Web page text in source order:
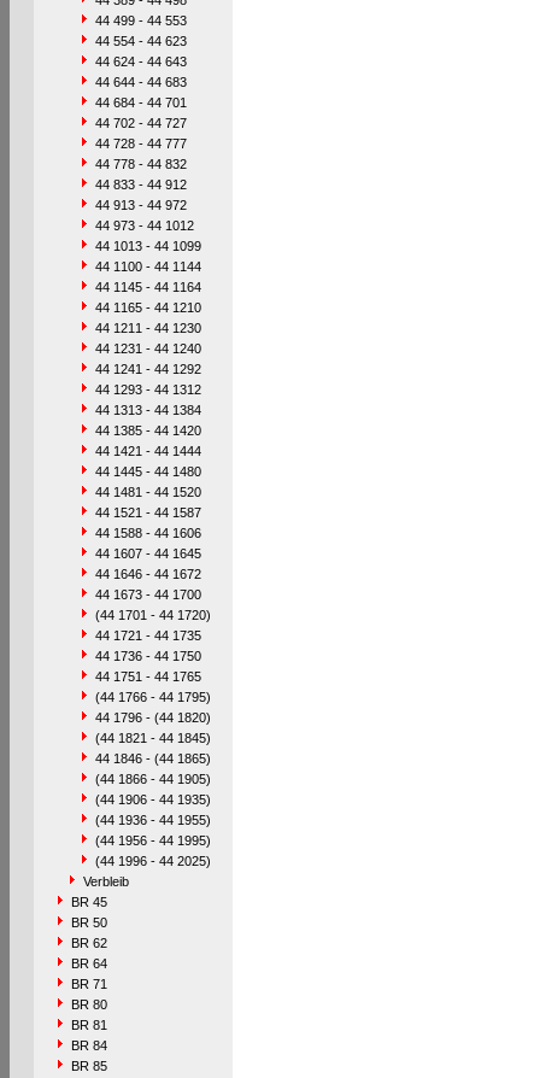
44 499 - 44 553
44 554 - 44 623
44 624 - 44 643
44 644 - 44 683
44 684 - 44 701
44 702 - 44 727
44 728 - 44 777
44 778 - 44 832
44 833 - 44 912
44 913 - 44 972
44 973 - 44 1012
44 1013 - 44 1099
44 1100 - 44 1144
44 1145 - 44 1164
44 1165 - 44 1210
44 1211 - 44 1230
44 1231 - 44 1240
44 1241 - 44 1292
44 1293 - 44 1312
44 1313 - 44 1384
44 1385 - 44 1420
44 1421 - 44 1444
44 1445 - 44 1480
44 1481 - 44 1520
44 1521 - 44 1587
44 1588 - 44 1606
44 1607 - 44 1645
44 1646 - 44 1672
44 1673 - 44 1700
(44 1701 - 44 1720)
44 1721 - 44 1735
44 1736 - 44 1750
44 1751 - 44 1765
(44 1766 - 44 1795)
44 1796 - (44 1820)
(44 1821 - 44 1845)
44 1846 - (44 1865)
(44 1866 - 44 1905)
(44 1906 - 44 1935)
(44 1936 - 44 1955)
(44 1956 - 44 1995)
(44 1996 - 44 2025)
Verbleib
BR 45
BR 50
BR 62
BR 64
BR 71
BR 80
BR 81
BR 84
BR 85